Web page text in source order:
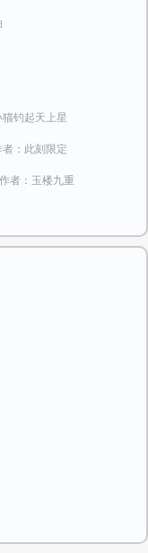
钓起天上星
者：此刻限定
作者：玉楼九重